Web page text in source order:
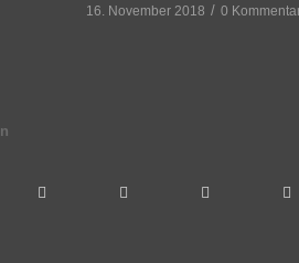
16. November 2018 / 0